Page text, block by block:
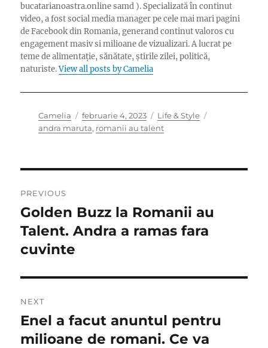
bucatarianoastra.online samd ). Specializată în continut
video, a fost social media manager pe cele mai mari pagini
de Facebook din Romania, generand continut valoros cu
engagement masiv si milioane de vizualizari. A lucrat pe
teme de alimentație, sănătate, știrile zilei, politică,
naturiste.View all posts by Camelia
Author
Camelia
Posted
on
februarie 4, 2023 Categories
Life & Style
andra maruta, romanii au talent
în
articole
PREVIOUS
Previous
post:
Golden Buzz la Romanii au
Talent. Andra a ramas fara
cuvinte
NEXT
Next
post:
Enel a facut anuntul pentru
milioane de romani. Ce va